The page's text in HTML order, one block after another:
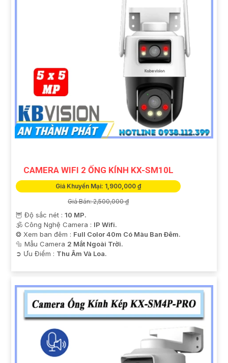
CAMERA WIFI 2 ỐNG KÍNH KX-SM10L
Giá Khuyến Mại: 1,900,000 ₫
Giá Bán: 2,500,000 ₫
🦉 Độ sắc nét : 10 MP.
🕉️ Công Nghệ Camera : IP Wifi.
❂ Xem ban đêm : Full Color 40m Có Màu Ban Ðêm.
🔩 Mẫu Camera 2 Mắt Ngoài Trời.
️➲ Ưu Điểm : Thu Âm Và Loa.